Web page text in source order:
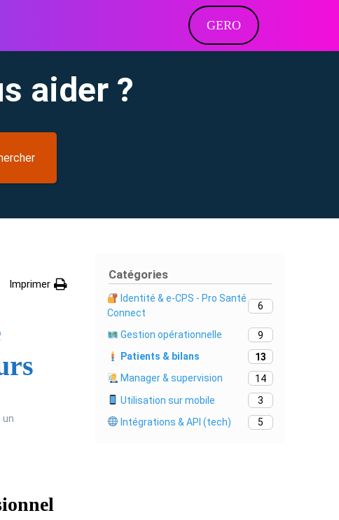
GERO
aider ?
Imprimer
un
Catégories
Identité & e-CPS - Pro Santé
Connect
6
Gestion opérationnelle
9
Patients & bilans
13
Manager & supervision
14
Utilisation sur mobile
3
Intégrations & API (tech)
5